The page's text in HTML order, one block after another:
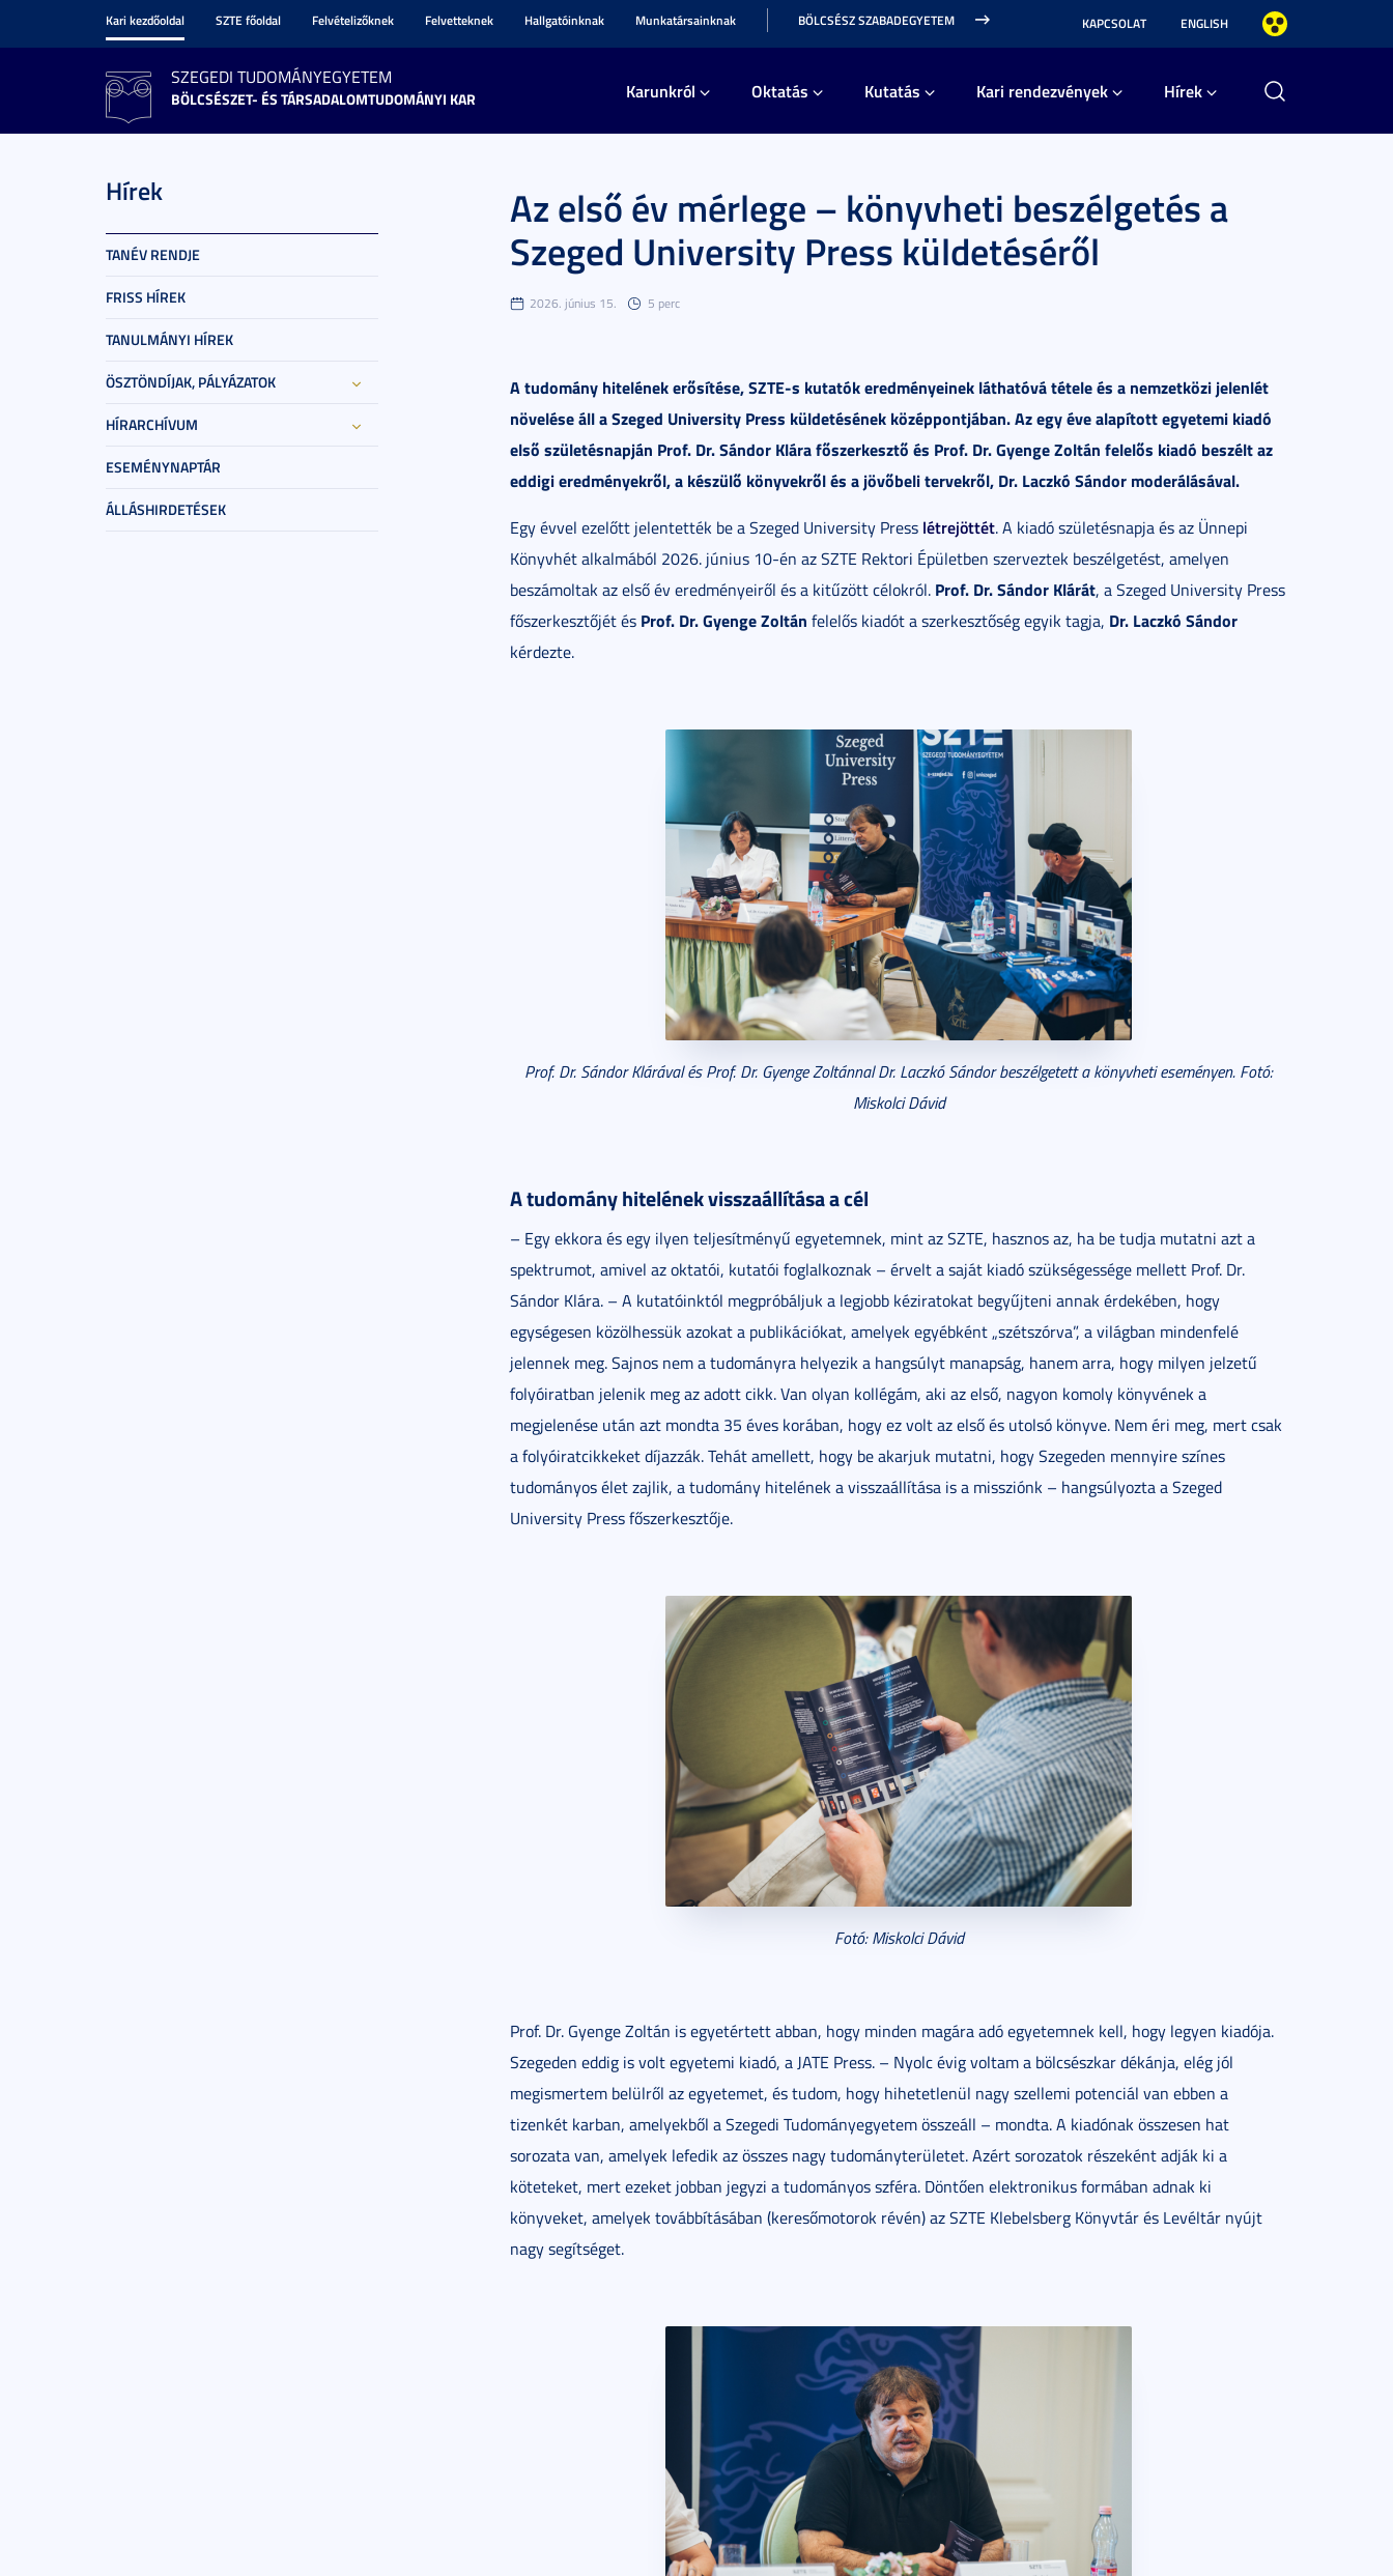
Kari kezdőoldal SZTE főoldal Felvételizőknek Felvetteknek Hallgatóinknak Munkatársainknak BÖLCSÉSZ SZABADEGYETEM KAPCSOLAT ENGLISH
SZEGEDI TUDOMÁNYEGYETEM
BÖLCSÉSZET- ÉS TÁRSADALOMTUDOMÁNYI KAR Karunkról Oktatás Kutatás Kari rendezvények Hírek
Hírek
TANÉV RENDJE
FRISS HÍREK
TANULMÁNYI HÍREK
ÖSZTÖNDÍJAK, PÁLYÁZATOK
HÍRARCHÍVUM
ESEMÉNYNAPTÁR
ÁLLÁSHIRDETÉSEK
Az első év mérlege – könyvheti beszélgetés a
Szeged University Press küldetéséről
2026. június 15. 5 perc
A tudomány hitelének erősítése, SZTE-s kutatók eredményeinek láthatóvá tétele és a nemzetközi jelenlét
növelése áll a Szeged University Press küldetésének középpontjában. Az egy éve alapított egyetemi kiadó
első születésnapján Prof. Dr. Sándor Klára főszerkesztő és Prof. Dr. Gyenge Zoltán felelős kiadó beszélt az
eddigi eredményekről, a készülő könyvekről és a jövőbeli tervekről, Dr. Laczkó Sándor moderálásával.
Egy évvel ezelőtt jelentették be a Szeged University Press létrejöttét. A kiadó születésnapja és az Ünnepi
Könyvhét alkalmából 2026. június 10-én az SZTE Rektori Épületben szerveztek beszélgetést, amelyen
beszámoltak az első év eredményeiről és a kitűzött célokról. Prof. Dr. Sándor Klárát, a Szeged University Press
főszerkesztőjét és Prof. Dr. Gyenge Zoltán felelős kiadót a szerkesztőség egyik tagja, Dr. Laczkó Sándor
kérdezte.
Prof. Dr. Sándor Klárával és Prof. Dr. Gyenge Zoltánnal Dr. Laczkó Sándor beszélgetett a könyvheti eseményen. Fotó:
Miskolci Dávid
A tudomány hitelének visszaállítása a cél
– Egy ekkora és egy ilyen teljesítményű egyetemnek, mint az SZTE, hasznos az, ha be tudja mutatni azt a
spektrumot, amivel az oktatói, kutatói foglalkoznak – érvelt a saját kiadó szükségessége mellett Prof. Dr.
Sándor Klára. – A kutatóinktól megpróbáljuk a legjobb kéziratokat begyűjteni annak érdekében, hogy
egységesen közölhessük azokat a publikációkat, amelyek egyébként „szétszórva”, a világban mindenfelé
jelennek meg. Sajnos nem a tudományra helyezik a hangsúlyt manapság, hanem arra, hogy milyen jelzetű
folyóiratban jelenik meg az adott cikk. Van olyan kollégám, aki az első, nagyon komoly könyvének a
megjelenése után azt mondta 35 éves korában, hogy ez volt az első és utolsó könyve. Nem éri meg, mert csak
a folyóiratcikkeket díjazzák. Tehát amellett, hogy be akarjuk mutatni, hogy Szegeden mennyire színes
tudományos élet zajlik, a tudomány hitelének a visszaállítása is a missziónk – hangsúlyozta a Szeged
University Press főszerkesztője.
Fotó: Miskolci Dávid
Prof. Dr. Gyenge Zoltán is egyetértett abban, hogy minden magára adó egyetemnek kell, hogy legyen kiadója.
Szegeden eddig is volt egyetemi kiadó, a JATE Press. – Nyolc évig voltam a bölcsészkar dékánja, elég jól
megismertem belülről az egyetemet, és tudom, hogy hihetetlenül nagy szellemi potenciál van ebben a
tizenkét karban, amelyekből a Szegedi Tudományegyetem összeáll – mondta. A kiadónak összesen hat
sorozata van, amelyek lefedik az összes nagy tudományterületet. Azért sorozatok részeként adják ki a
köteteket, mert ezeket jobban jegyzi a tudományos szféra. Döntően elektronikus formában adnak ki
könyveket, amelyek továbbításában (keresőmotorok révén) az SZTE Klebelsberg Könyvtár és Levéltár nyújt
nagy segítséget.